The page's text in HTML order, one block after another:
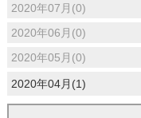
2020年07月(0)
2020年06月(0)
2020年05月(0)
2020年04月(1)